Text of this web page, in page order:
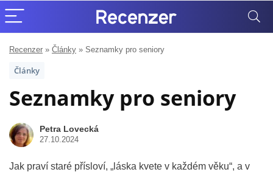
Recenzer » Články » Seznamky pro seniory
Články
Seznamky pro seniory
Petra Lovecká
27.10.2024
Jak praví staré přísloví, „láska kvete v každém věku“, a v